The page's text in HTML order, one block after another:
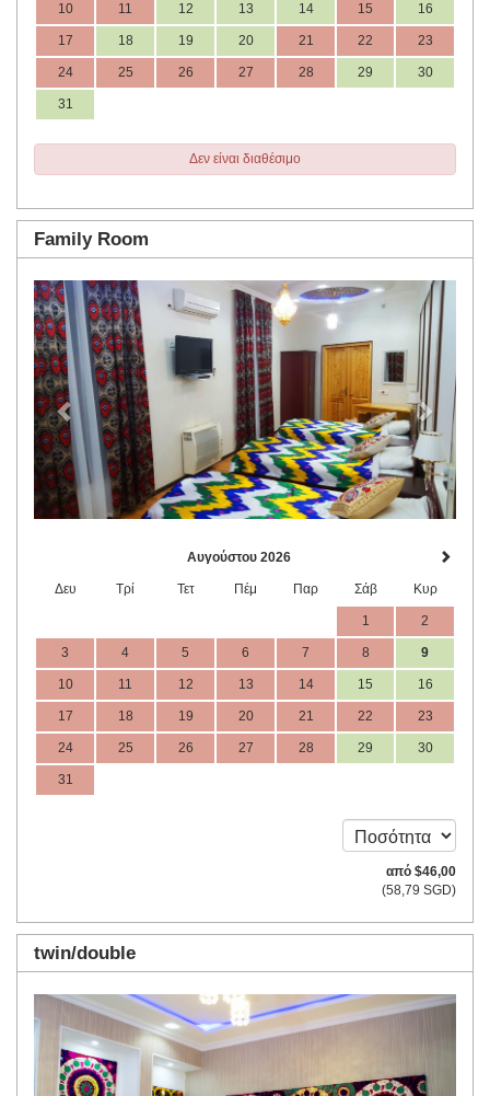
10 11 12 13 14 15 16
17 18 19 20 21 22 23
24 25 26 27 28 29 30
31
Δεν είναι διαθέσιμο
Family Room
Previous Next
Αυγούστου 2026
Δευ Τρί Τετ Πέμ Παρ Σάβ Κυρ
1 2
3 4 5 6 7 8 9
10 11 12 13 14 15 16
17 18 19 20 21 22 23
24 25 26 27 28 29 30
31
από $46,00
(58,79 SGD)
twin/double
Previous Next